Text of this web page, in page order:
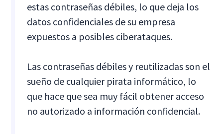
estas contraseñas débiles, lo que deja los
datos confidenciales de su empresa
expuestos a posibles ciberataques.
Las contraseñas débiles y reutilizadas son el
sueño de cualquier pirata informático, lo
que hace que sea muy fácil obtener acceso
no autorizado a información confidencial.